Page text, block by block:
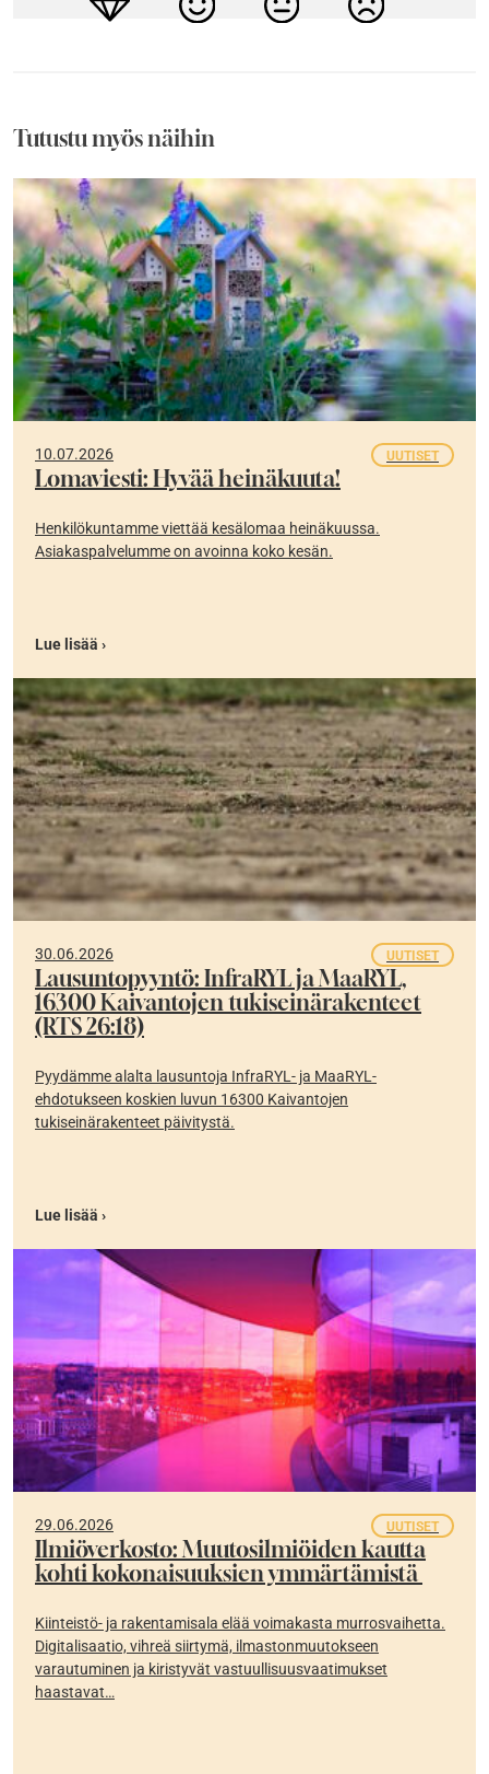
Tutustu myös näihin
10.07.2026 UUTISET
Lomaviesti: Hyvää heinäkuuta!
Henkilökuntamme viettää kesälomaa heinäkuussa.
Asiakaspalvelumme on avoinna koko kesän.
Lue lisää ›
30.06.2026 UUTISET
Lausuntopyyntö: InfraRYL ja MaaRYL,
16300 Kaivantojen tukiseinärakenteet
(RTS 26:18)
Pyydämme alalta lausuntoja InfraRYL- ja MaaRYL-
ehdotukseen koskien luvun 16300 Kaivantojen
tukiseinärakenteet päivitystä.
Lue lisää ›
29.06.2026 UUTISET
Ilmiöverkosto: Muutosilmiöiden kautta
kohti kokonaisuuksien ymmärtämistä
Kiinteistö- ja rakentamisala elää voimakasta murrosvaihetta.
Digitalisaatio, vihreä siirtymä, ilmastonmuutokseen
varautuminen ja kiristyvät vastuullisuusvaatimukset
haastavat…